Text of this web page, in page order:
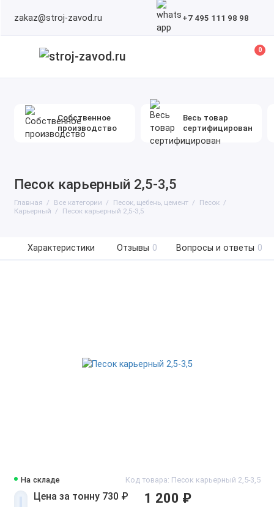
zakaz@stroj-zavod.ru +7 495 111 98 98
0
Собственное
производство
Весь товар
сертифицирован
Песок карьерный 2,5-3,5
Главная Все категории Песок, щебень, цемент
Песок
Карьерный
Песок карьерный 2,5-3,5
Характеристики Отзывы 0 Вопросы и ответы 0
На складе Код товара: Песок карьерный 2,5-3,5
Цена за тонну 730 ₽
1 200 ₽